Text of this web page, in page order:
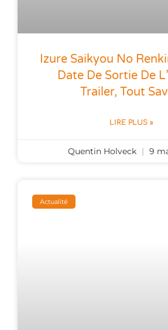
Izure Saikyou No
Date De Sortie De
Trailer, Tout
LIRE PLUS »
Quentin Holveck 9
Actualité